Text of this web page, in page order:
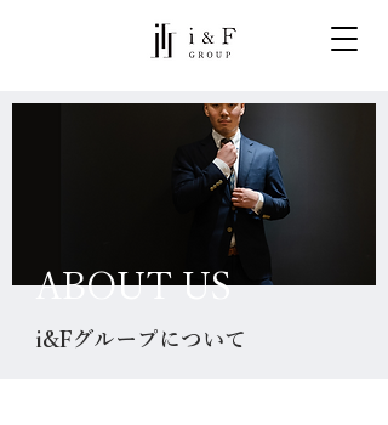
ABOUT US
i&Fグループについて